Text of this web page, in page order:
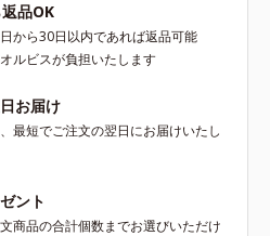
品OK
から30日以内であれば返品可能
ルビスが負担いたします
お届け
最短でご注文の翌日にお届けいたし
ント
商品の合計個数までお選びいただけ